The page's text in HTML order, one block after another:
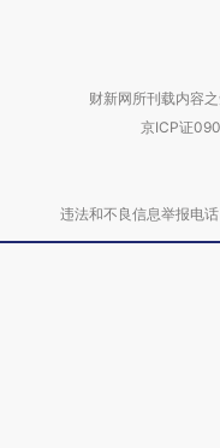
财新网所刊载内容
京ICP证
违法和不良信息举报电